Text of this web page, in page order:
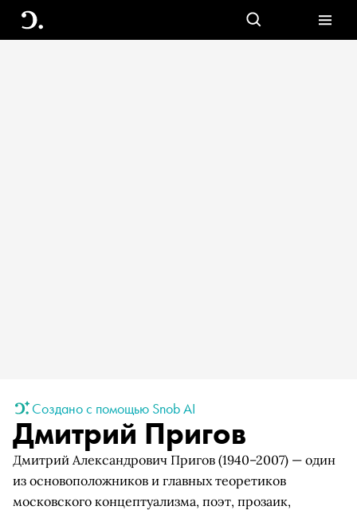
Создано с помощью Snob AI
Дмитрий Пригов
Дмитрий Александрович Пригов (1940–2007) — один
из основоположников и главных теоретиков
московского концептуализма, поэт, прозаик,